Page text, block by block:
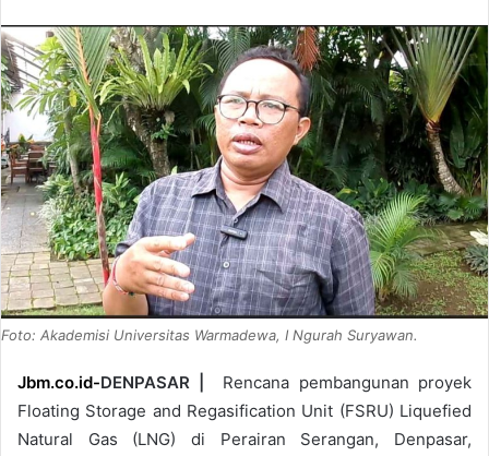
Foto: Akademisi Universitas Warmadewa, I Ngurah Suryawan.
Jbm.co.id-DENPASAR |
Rencana pembangunan proyek
Floating Storage and Regasification Unit (FSRU) Liquefied
Natural Gas (LNG) di Perairan Serangan, Denpasar,